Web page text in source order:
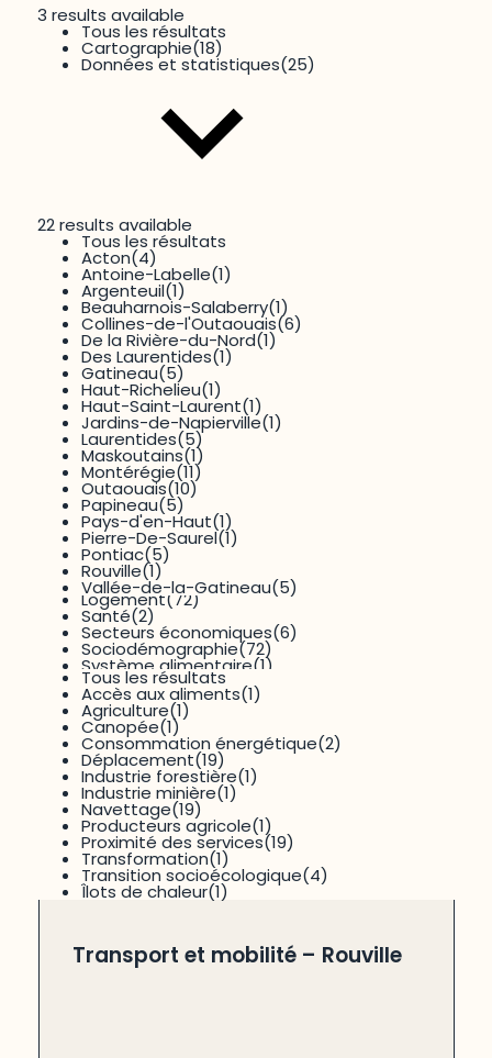
3 results available
Territoire
22 results available
Thématique
Environnement(26)
13 results available
Dimension
14 results available
RECHERCHER
26résultats
Données et statistiques,cartographie
Transport et mobilité – Rouville
Tous les résultats
Aménagement du territoire
Culture(2)
Dynamiques transfrontalières
Économie(5)
Éducation(19)
Enjeux sociaux
Environnement(26)
Logement(72)
Santé(2)
Secteurs économiques(6)
Sociodémographie(72)
Système alimentaire(1)
Tous les résultats
Cartographie(18)
Données et statistiques(25)
Tous les résultats
Acton(4)
Antoine-Labelle(1)
Argenteuil(1)
Beauharnois-Salaberry(1)
Collines-de-l'Outaouais(6)
De la Rivière-du-Nord(1)
Des Laurentides(1)
Gatineau(5)
Haut-Richelieu(1)
Haut-Saint-Laurent(1)
Jardins-de-Napierville(1)
Laurentides(5)
Maskoutains(1)
Montérégie(11)
Outaouais(10)
Papineau(5)
Pays-d'en-Haut(1)
Pierre-De-Saurel(1)
Pontiac(5)
Rouville(1)
Vallée-de-la-Gatineau(5)
Tous les résultats
Accès aux aliments(1)
Agriculture(1)
Canopée(1)
Consommation énergétique(2)
Déplacement(19)
Industrie forestière(1)
Industrie minière(1)
Navettage(19)
Producteurs agricole(1)
Proximité des services(19)
Transformation(1)
Transition socioécologique(4)
Îlots de chaleur(1)